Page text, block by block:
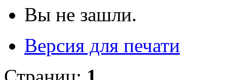
Вы не зашли.
Версия для печати